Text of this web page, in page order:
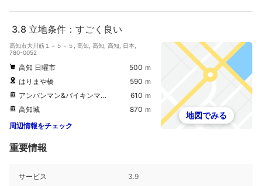
3.8 立地条件：すごく良い
高知市大川筋１－５－５, 高知, 高知, 高知, 日本,
780-0052
高知 日曜市
500 ｍ
はりまや橋
590 ｍ
アンパンマン&バイキンマン石像
610 ｍ
高知城
870 ｍ
周辺情報をチェック
地図でみる
重要情報
サービス 3.9